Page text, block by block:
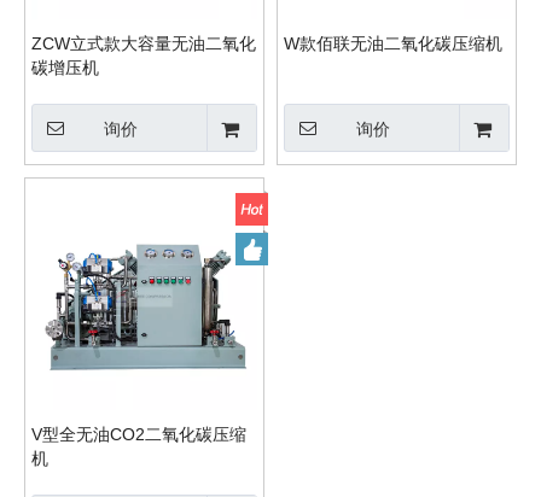
ZCW立式款大容量无油二氧化
碳增压机
询价
W款佰联无油二氧化碳压缩机
询价
V型全无油CO2二氧化碳压缩
机